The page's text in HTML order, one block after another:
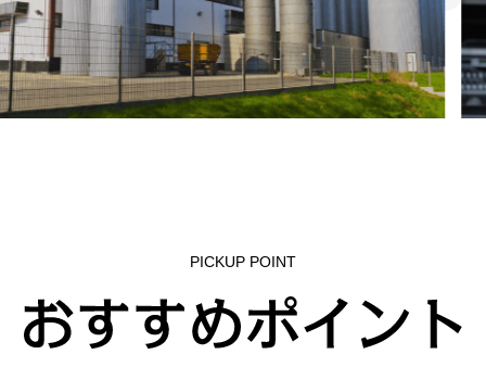
PICKUP POINT